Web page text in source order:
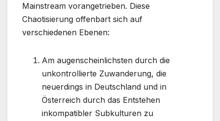
Mainstream vorangetrieben. Diese
Chaotisierung offenbart sich auf
verschiedenen Ebenen:
Am augenscheinlichsten durch die
unkontrollierte Zuwanderung, die
neuerdings in Deutschland und in
Österreich durch das Entstehen
inkompatibler Subkulturen zu